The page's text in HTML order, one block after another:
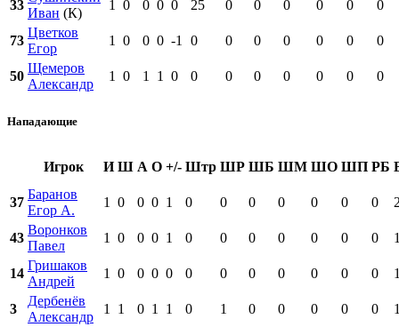
33
Иван (К)
1 0 0 0 0 25 0 0 0 0 0 0
73
Цветков
Егор
1 0 0 0 -1 0 0 0 0 0 0 0
50
Щемеров
Александр
1 0 1 1 0 0 0 0 0 0 0 0
Нападающие
Игрок И Ш А О +/- Штр ШР ШБ ШМ ШО ШП РБ
37
Баранов
Егор А.
1 0 0 0 1 0 0 0 0 0 0 0
43
Воронков
Павел
1 0 0 0 1 0 0 0 0 0 0 0
14
Гришаков
Андрей
1 0 0 0 0 0 0 0 0 0 0 0
3
Дербенёв
Александр
1 1 0 1 1 0 1 0 0 0 0 0